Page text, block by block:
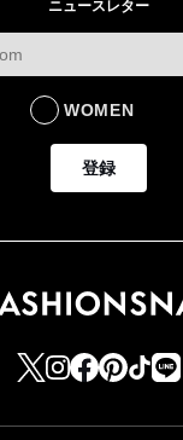
ニュースレター
WOMEN
登録